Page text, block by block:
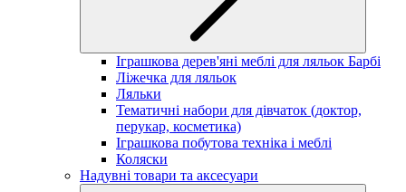
Іграшкова дерев'яні меблі для ляльок Барбі
Ліжечка для ляльок
Ляльки
Тематичні набори для дівчаток (доктор,
перукар, косметика)
Іграшкова побутова техніка і меблі
Коляски
Надувні товари та аксесуари